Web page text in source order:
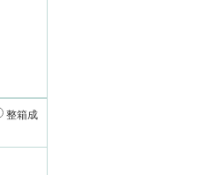
整箱成